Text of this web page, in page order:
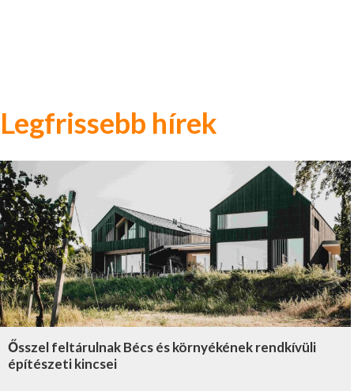
Legfrissebb hírek
Ősszel feltárulnak Bécs és környékének rendkívüli
építészeti kincsei